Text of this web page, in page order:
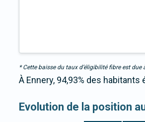
* Cette baisse du taux d’éligibilité fibre est
À Ennery, 94,93% des
Evolution de la position